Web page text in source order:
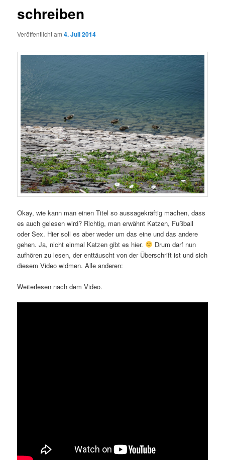
schreiben
Veröffentlicht am4. Juli 2014
Okay, wie kann man einen Titel so aussagekräftig machen, dass
es auch gelesen wird? Richtig, man erwähnt Katzen, Fußball
oder Sex. Hier soll es aber weder um das eine und das andere
gehen. Ja, nicht einmal Katzen gibt es hier.
Drum darf nun
aufhören zu lesen, der enttäuscht von der Überschrift ist und sich
diesem Video widmen. Alle anderen:
Weiterlesen nach dem Video.